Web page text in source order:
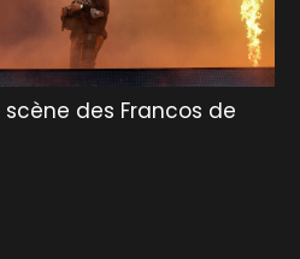
des Francos de